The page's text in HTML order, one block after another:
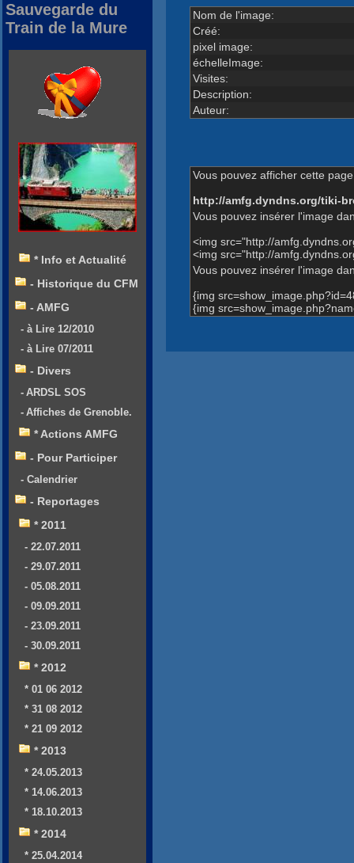
Nom de l'image:
Créé:
pixel image:
échelleImage:
Visites:
Description:
Auteur:
Vous pouvez afficher cette
http://amfg.dyndns.org/tiki-
Vous pouvez insérer l'image
<img src="http://
<img src="http://
Vous pouvez insérer l'image
{img
{img
Sauvegarde du
Train de la Mure
* Info et Actualité
- Historique du CFM
- AMFG
- à Lire 12/2010
- à Lire 07/2011
- Divers
- ARDSL SOS
- Affiches de Grenoble.
* Actions AMFG
- Pour Participer
- Calendrier
- Reportages
* 2011
- 22.07.2011
- 29.07.2011
- 05.08.2011
- 09.09.2011
- 23.09.2011
- 30.09.2011
* 2012
* 01 06 2012
* 31 08 2012
* 21 09 2012
* 2013
* 24.05.2013
* 14.06.2013
* 18.10.2013
* 2014
* 25.04.2014